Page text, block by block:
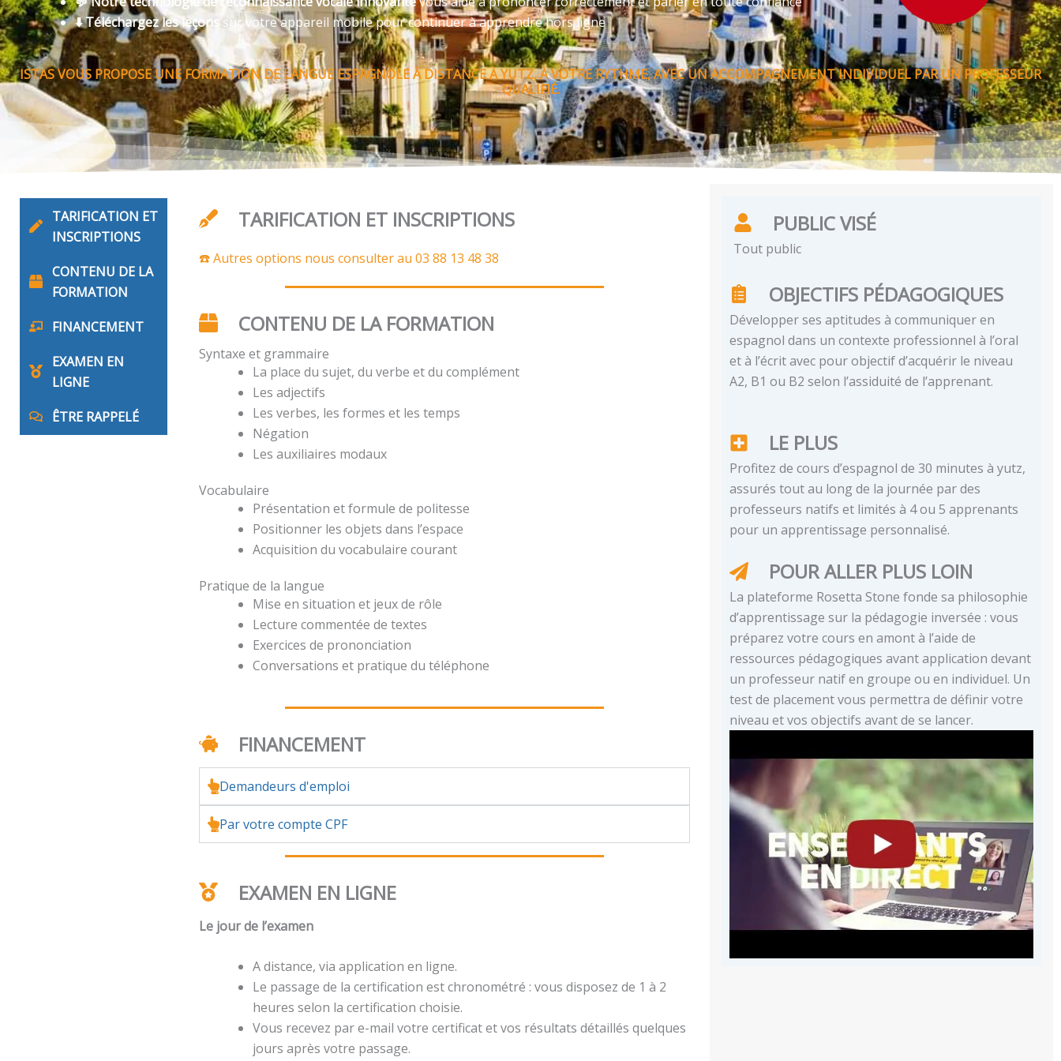
⬇️ Téléchargez les leçons sur votre appareil mobile pour continuer à apprendre hors ligne
ISTAS VOUS PROPOSE UNE FORMATION DE LANGUE ESPAGNOLE À DISTANCE À YUTZ, À VOTRE RYTHME, AVEC UN ACCOMPAGNEMENT INDIVIDUEL PAR UN PROFESSEUR
QUALIFIÉ.
TARIFICATION ET
INSCRIPTIONS
CONTENU DE LA
FORMATION
FINANCEMENT
EXAMEN EN
LIGNE
ÊTRE RAPPELÉ
TARIFICATION ET INSCRIPTIONS
☎️ Autres options nous consulter au 03 88 13 48 38
CONTENU DE LA FORMATION
Syntaxe et grammaire
La place du sujet, du verbe et du complément
Les adjectifs
Les verbes, les formes et les temps
Négation
Les auxiliaires modaux
Vocabulaire
Présentation et formule de politesse
Positionner les objets dans l’espace
Acquisition du vocabulaire courant
Pratique de la langue
Mise en situation et jeux de rôle
Lecture commentée de textes
Exercices de prononciation
Conversations et pratique du téléphone
FINANCEMENT
Demandeurs d'emploi
Par votre compte CPF
EXAMEN EN LIGNE
Le jour de l’examen
A distance, via application en ligne.
Le passage de la certification est chronométré : vous disposez de 1 à 2
heures selon la certification choisie.
Vous recevez par e-mail votre certificat et vos résultats détaillés quelques
jours après votre passage.
PUBLIC VISÉ
Tout public
OBJECTIFS PÉDAGOGIQUES
Développer ses aptitudes à communiquer en
espagnol dans un contexte professionnel à l’oral
et à l’écrit avec pour objectif d’acquérir le niveau
A2, B1 ou B2 selon l’assiduité de l’apprenant.
LE PLUS
Profitez de cours d’espagnol de 30 minutes à yutz,
assurés tout au long de la journée par des
professeurs natifs et limités à 4 ou 5 apprenants
pour un apprentissage personnalisé.
POUR ALLER PLUS LOIN
La plateforme Rosetta Stone fonde sa philosophie
d’apprentissage sur la pédagogie inversée : vous
préparez votre cours en amont à l’aide de
ressources pédagogiques avant application devant
un professeur natif en groupe ou en individuel. Un
test de placement vous permettra de définir votre
niveau et vos objectifs avant de se lancer.